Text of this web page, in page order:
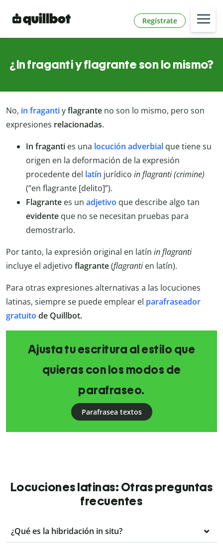
Regístrate
¿In fraganti y flagrante son lo mismo?
No, in fragantiyflagrante no son lo mismo, pero son
expresiones relacionadas.
In fraganti es una locución adverbial que tiene su
origen en la deformación de la expresión
procedente del latín jurídico in flagranti (crimine)
(“en flagrante [delito]”).
Flagrante es un adjetivo que describe algo tan
evidente que no se necesitan pruebas para
demostrarlo.
Por tanto, la expresión original en latín in flagranti
incluye el adjetivo flagrante(flagranti en latín).
Para otras expresiones alternativas a las locuciones
latinas, siempre se puede emplear el parafraseador
gratuito de Quillbot.
Ajusta tu escritura al estilo que
quieras con los modos de
parafraseo.
Parafrasea textos
Locuciones latinas: Otras preguntas
frecuentes
¿Qué es la hibridación in situ?